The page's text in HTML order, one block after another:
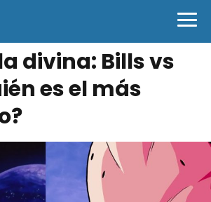
divina: Bills vs
es el más